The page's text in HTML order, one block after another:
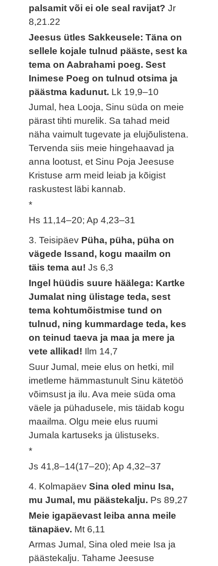
palsamit või ei ole seal ravijat?Jr
8,21.22
Jeesus ütles Sakkeusele: Täna on
sellele kojale tulnud pääste, sest ka
tema on Aabrahami poeg. Sest
Inimese Poeg on tulnud otsima ja
päästma kadunut. Lk 19,9–10
Jumal, hea Looja, Sinu süda on meie
pärast tihti murelik. Sa tahad meid
näha vaimult tugevate ja elujõulistena.
Tervenda siis meie hingehaavad ja
anna lootust, et Sinu Poja Jeesuse
Kristuse arm meid leiab ja kõigist
raskustest läbi kannab.
*
Hs 11,14–20; Ap 4,23–31
3. Teisipäev Püha, püha, püha on
vägede Issand, kogu maailm on
täis tema au!Js 6,3
Ingel hüüdis suure häälega: Kartke
Jumalat ning ülistage teda, sest
tema kohtumõistmise tund on
tulnud, ning kummardage teda, kes
on teinud taeva ja maa ja mere ja
vete allikad! Ilm 14,7
Suur Jumal, meie elus on hetki, mil
imetleme hämmastunult Sinu kätetöö
võimsust ja ilu. Ava meie süda oma
väele ja pühadusele, mis täidab kogu
maailma. Olgu meie elus ruumi
Jumala kartuseks ja ülistuseks.
*
Js 41,8–14(17–20); Ap 4,32–37
4. KolmapäevSina oled minu Isa,
mu Jumal, mu päästekalju. Ps 89,27
Meie igapäevast leiba anna meile
tänapäev. Mt 6,11
Armas Jumal, Sina oled meie Isa ja
päästekalju. Tahame Jeesuse